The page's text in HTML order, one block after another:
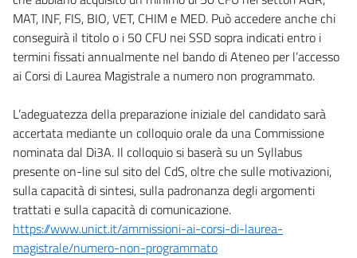
MAT, INF, FIS, BIO, VET, CHIM e MED. Può accedere anche chi
conseguirà il titolo o i 50 CFU nei SSD sopra indicati entro i
termini fissati annualmente nel bando di Ateneo per l’accesso
ai Corsi di Laurea Magistrale a numero non programmato.
L’adeguatezza della preparazione iniziale del candidato sarà
accertata mediante un colloquio orale da una Commissione
nominata dal Di3A. Il colloquio si baserà su un Syllabus
presente on-line sul sito del CdS, oltre che sulle motivazioni,
sulla capacità di sintesi, sulla padronanza degli argomenti
trattati e sulla capacità di comunicazione.
https://www.unict.it/ammissioni-ai-corsi-di-laurea-
magistrale/numero-non-programmato